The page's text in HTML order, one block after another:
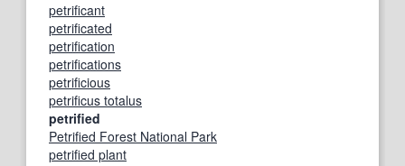
petrificant
petrificated
petrification
petrifications
petrificious
petrificus totalus
petrified
Petrified Forest National Park
petrified plant